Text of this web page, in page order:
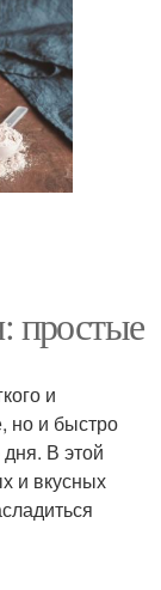
простые
и
но и быстро
В этой
и вкусных